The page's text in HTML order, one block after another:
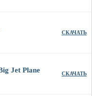
СКАЧАТЬ
Jet Plane СКАЧАТЬ